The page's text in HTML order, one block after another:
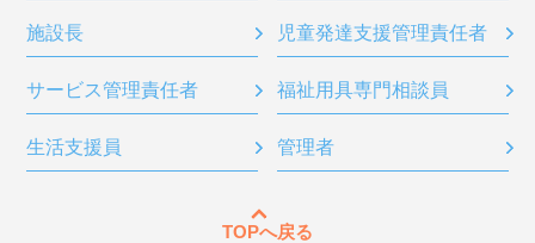
施設長 児童発達支援管理責任者
サービス管理責任者 福祉用具専門相談員
生活支援員 管理者
TOPへ戻る